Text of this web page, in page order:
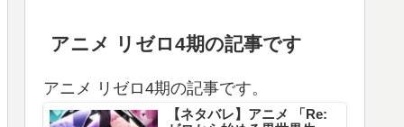
アニメ リゼロ4期の記事です
アニメ リゼロ4期の記事です。
【ネタバレ】アニメ 「Re: